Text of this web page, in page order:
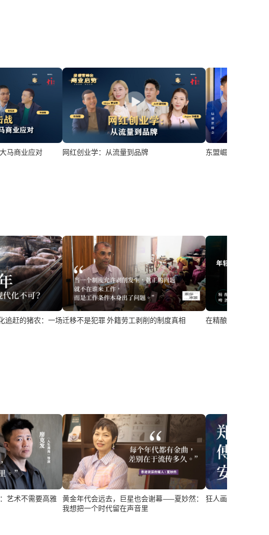
马商业应对 网红创业学：从流量到品牌 东盟崛起：新经济
追赶的猪农：一场迁移不是犯罪 外籍劳工剥削的制度真相 在精酿酒馆，年轻
黄金年代会远去，巨星也会谢幕——夏妙然：
我想把一个时代留在声音里
狂人画家郑傅安：